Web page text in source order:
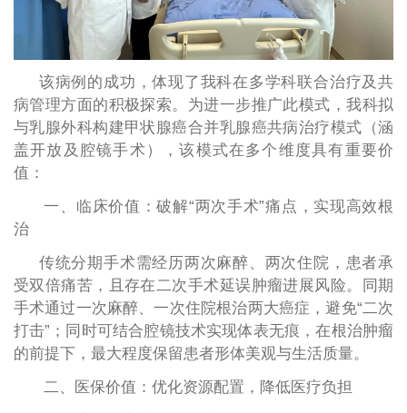
该病例的成功，体现了我科在多学科联合治疗及共
病管理方面的积极探索。为进一步推广此模式，我科拟
与乳腺外科构建甲状腺癌合并乳腺癌共病治疗模式（涵
盖开放及腔镜手术），该模式在多个维度具有重要价
值：
一、临床价值：破解“两次手术”痛点，实现高效根
治
传统分期手术需经历两次麻醉、两次住院，患者承
受双倍痛苦，且存在二次手术延误肿瘤进展风险。同期
手术通过一次麻醉、一次住院根治两大癌症，避免“二次
打击”；同时可结合腔镜技术实现体表无痕，在根治肿瘤
的前提下，最大程度保留患者形体美观与生活质量。
二、医保价值：优化资源配置，降低医疗负担